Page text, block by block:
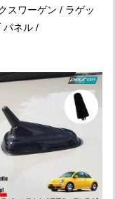
スワーゲン / ラゲッ
パネル /